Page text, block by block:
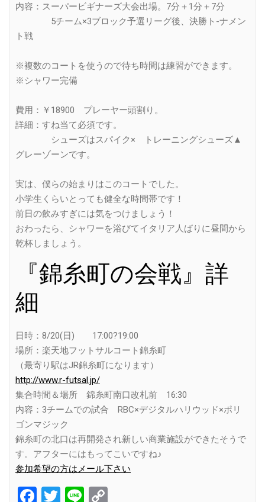
内容：スーパービギナーズ大会出場。7分＋1分＋7分
5チーム×3ブロック予選リーグ後、決勝ト-ナメン
ト戦
※複数のコートを使うので待ち時間は練習ができます。
※シャワー完備
費用：￥18900 プレーヤー頭割り。
詳細：すね当て必須です。
シューズはスパイク× トレーニングシューズ▲
グレーゾーンです。
実は、僕らの始まりはこのコートでした。
小学生くらいとっても健全な時間帯です！
前日の飲みすぎには気をつけましょう！
おわったら、シャワーを浴びてイタリア人ばりに昼間から
乾杯しましょう。
『錦糸町の会戦』詳
細
日時：8/20(日) 17:00?19:00
場所：楽天地フットサルコート錦糸町
（最寄り駅はJR錦糸町になります）
http://www.r-futsal.jp/
集合時間＆場所 錦糸町南口改札前 16:30
内容：3チームでの試合 RBC×デジタルハリウッド×ポリ
ゴンマジック
錦糸町の北口は再開発され新しい商業施設ができたそうで
す。アフターにはもってこいですね♪
参加希望の方はメール下さい
Facebook
Twitter
Line